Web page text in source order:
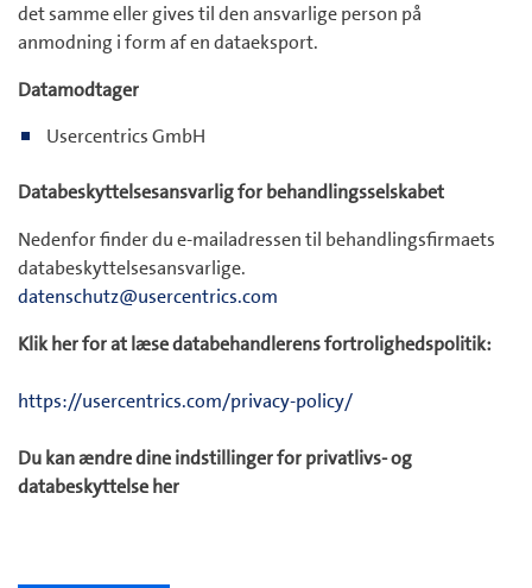
det samme eller gives til den ansvarlige person på
anmodning i form af en dataeksport.
Datamodtager
Usercentrics GmbH
Databeskyttelsesansvarlig for behandlingsselskabet
Nedenfor finder du e-mailadressen til behandlingsfirmaets
databeskyttelsesansvarlige.
datenschutz@usercentrics.com
Klik her for at læse databehandlerens fortrolighedspolitik:
https://usercentrics.com/privacy-policy/
Du kan ændre dine indstillinger for privatlivs- og
databeskyttelse her